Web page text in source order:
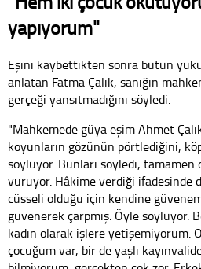
yapıyorum"
Eşini kaybettikten sonra bütün
anlatan Fatma Çalık, sanığın
gerçeği yansıtmadığını söyledi.
"Mahkemede güya eşim Ahmet
koyunların gözünün pörtlediğini,
söylüyor. Bunları söyledi, tamamen
vuruyor. Hâkime verdiği ifadesinde
cüsseli olduğu için kendine
güvenerek çarpmış. Öyle söylüyor.
kadın olarak işlere yetişemiyorum.
çocuğum var, bir de yaşlı